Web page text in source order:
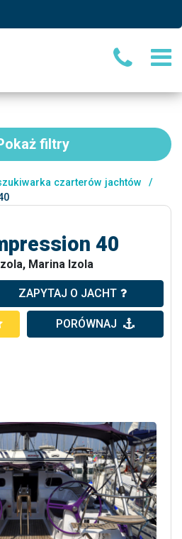
filtry
czarterów jachtów
/
40
Marina Izola
ZAPYTAJ O JACHT
PORÓWNAJ